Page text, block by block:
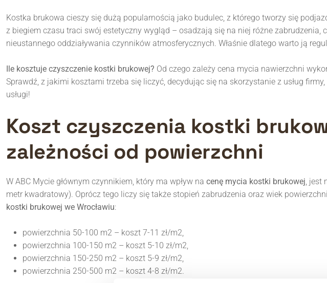
Kostka brukowa cieszy się dużą popularnością jako budulec, z którego tworzy się
z biegiem czasu traci swój estetyczny wygląd – osadzają się na niej różne zabrudzenia,
nieustannego oddziaływania czynników atmosferycznych. Właśnie dlatego warto ją
Ile kosztuje czyszczenie kostki brukowej? Od czego zależy cena mycia nawierzchni
Sprawdź, z jakimi kosztami trzeba się liczyć, decydując się na skorzystanie z usług
usługi!
Koszt czyszczenia kostki
zależności od powierzchni
W ABC Mycie głównym czynnikiem, który ma wpływ na cenę mycia kostki brukowej, jest
metr kwadratowy). Oprócz tego liczy się także stopień zabrudzenia oraz wiek
kostki brukowej we Wrocławiu:
powierzchnia 50-100 m2 – koszt 7-11 zł/m2,
powierzchnia 100-150 m2 – koszt 5-10 zł/m2,
powierzchnia 150-250 m2 – koszt 5-9 zł/m2,
powierzchnia 250-500 m2 – koszt 4-8 zł/m2.